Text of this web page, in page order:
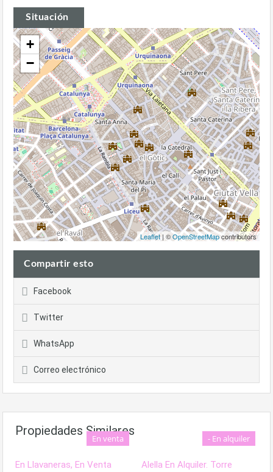
Situación
+
−
Leaflet | ©OpenStreetMapcontributors
Compartir esto
Facebook
Twitter
WhatsApp
Correo electrónico
Propiedades Similares
En venta
En Llavaneras, En Venta
- En alquiler
Alella En Alquiler. Torre